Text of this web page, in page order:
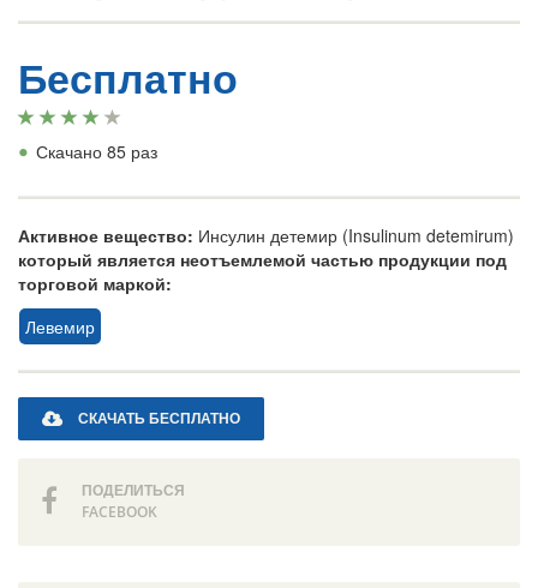
Бесплатно
• Скачано 85 раз
Активное вещество: Инсулин детемир (Insulinum detemirum)
который является неотъемлемой частью продукции под
торговой маркой:
Левемир
СКАЧАТЬ БЕСПЛАТНО
ПОДЕЛИТЬСЯ
FACEBOOK